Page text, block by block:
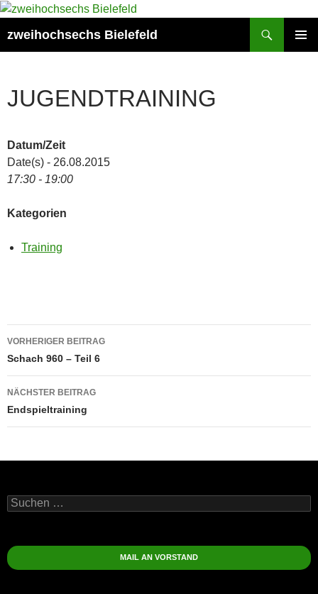
Zum
springen
zweihochsechs Bielefeld
JUGENDTRAINING
Datum/Zeit
Date(s) - 26.08.2015
17:30 - 19:00
Kategorien
Training
Beitragsnavigation
VORHERIGER BEITRAG
Schach 960 – Teil 6
NÄCHSTER BEITRAG
Endspieltraining
Suchen
nach:
MAIL AN VORSTAND